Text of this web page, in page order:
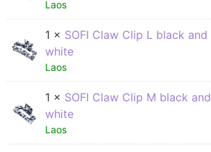
Laos
1 × SOFI Claw Clip L black and
white
Laos
1 × SOFI Claw Clip M black and
white
Laos